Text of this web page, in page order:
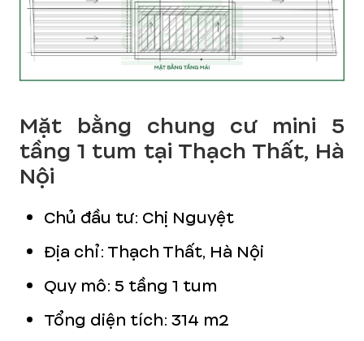
Mặt bằng chung cư mini 5
tầng 1 tum tại Thạch Thất, Hà
Nội
Chủ đầu tư: Chị Nguyệt
Địa chỉ: Thạch Thất, Hà Nội
Quy mô: 5 tầng 1 tum
Tổng diện tích: 314 m2